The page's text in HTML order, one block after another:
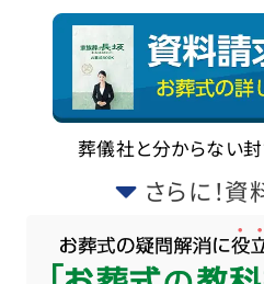
葬儀社と分からない
さらに！